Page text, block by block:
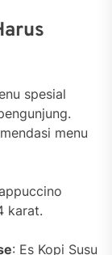
spesial
menu
karat.
: Es Kopi Susu